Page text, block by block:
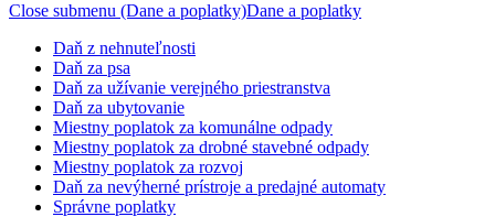
Close submenu (Dane a poplatky)Dane a poplatky
Daň z nehnuteľnosti
Daň za psa
Daň za užívanie verejného priestranstva
Daň za ubytovanie
Miestny poplatok za komunálne odpady
Miestny poplatok za drobné stavebné odpady
Miestny poplatok za rozvoj
Daň za nevýherné prístroje a predajné automaty
Správne poplatky